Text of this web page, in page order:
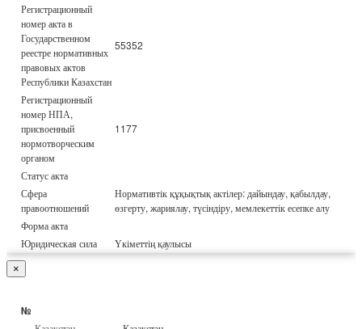
Регистрационный
номер акта в
Государственном
реестре нормативных
правовых актов
Республики Казахстан
55352
Регистрационный
номер НПА,
присвоенный
нормотворческим
органом
1177
Статус акта
Сфера
правоотношений
Нормативтік құқықтық актілер: дайындау, қабылдау,
өзгерту, жариялау, түсіндіру, мемлекеттік есепке алу
Форма акта
Юридическая сила
Үкіметтің қаулысы
×
№